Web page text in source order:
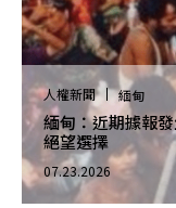
人權新聞 緬甸
緬甸：近期據報
絕望選擇
07.23.2026